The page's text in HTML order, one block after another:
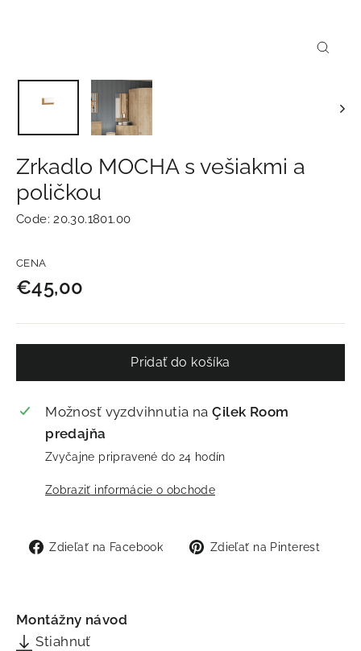
Zrkadlo MOCHA s vešiakmi a
poličkou
Code:20.30.1801.00
Normálna
cena
CENA
€45,00
Pridať do košíka
Možnosť vyzdvihnutia naÇilek Room
predajňa
Zvyčajne pripravené do 24 hodín
Zobraziť informácie o obchode
Zdieľať na Facebook
ZdieľaťZdieľať na Pinterest
Montážny návod
Stiahnuť